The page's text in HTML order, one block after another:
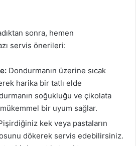
sonra, hemen
servis önerileri:
Dondurmanın üzerine sıcak
harika bir tatlı elde
soğukluğu ve çikolata
mükemmel bir uyum sağlar.
kek veya pastaların
dökerek servis edebilirsiniz.